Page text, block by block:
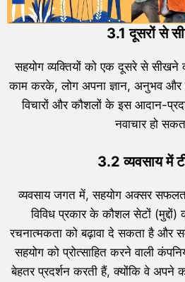
3.1 दूसरों से
सहयोग व्यक्तियों को एक दूसरे से
काम करके, लोग अपना ज्ञान, अनुभव और
विचारों और कौशलों के इस आदान-
नवाचार हो
3.2 व्यवसाय में
व्यवसाय जगत में, सहयोग अक्सर
विविध प्रकार के कौशल सेटों
रचनात्मकता को बढ़ावा दे सकता है और
सहयोग को प्रोत्साहित करने वाली
बेहतर प्रदर्शन करती हैं, क्योंकि वे अपने